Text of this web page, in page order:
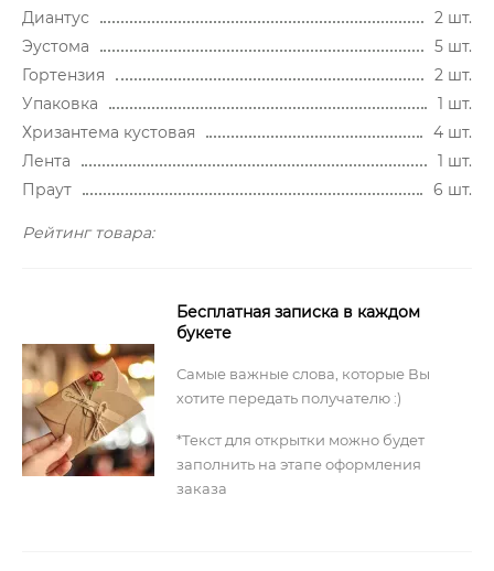
Диантус
2 шт.
Эустома
5 шт.
Гортензия
2 шт.
Упаковка
1 шт.
Хризантема кустовая
4 шт.
Лента
1 шт.
Праут
6 шт.
Рейтинг товара:
Бесплатная записка в каждом
букете
Самые важные слова, которые Вы
хотите передать получателю :)
*Текст для открытки можно будет
заполнить на этапе оформления
заказа